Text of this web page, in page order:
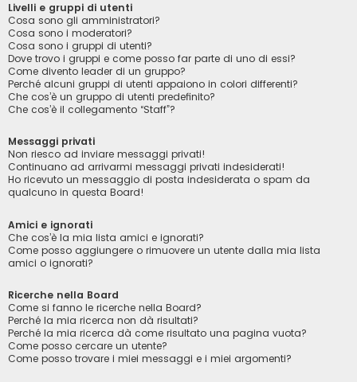
Livelli e gruppi di utenti
Cosa sono gli amministratori?
Cosa sono i moderatori?
Cosa sono i gruppi di utenti?
Dove trovo i gruppi e come posso far parte di uno di essi?
Come divento leader di un gruppo?
Perché alcuni gruppi di utenti appaiono in colori differenti?
Che cos’è un gruppo di utenti predefinito?
Che cos’è il collegamento “Staff”?
Messaggi privati
Non riesco ad inviare messaggi privati!
Continuano ad arrivarmi messaggi privati indesiderati!
Ho ricevuto un messaggio di posta indesiderata o spam da
qualcuno in questa Board!
Amici e ignorati
Che cos’è la mia lista amici e ignorati?
Come posso aggiungere o rimuovere un utente dalla mia lista
amici o ignorati?
Ricerche nella Board
Come si fanno le ricerche nella Board?
Perché la mia ricerca non dà risultati?
Perché la mia ricerca dà come risultato una pagina vuota?
Come posso cercare un utente?
Come posso trovare i miei messaggi e i miei argomenti?